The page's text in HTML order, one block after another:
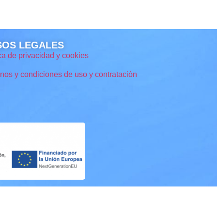
LEGALES
de privacidad y cookies
y condiciones de uso y contratación